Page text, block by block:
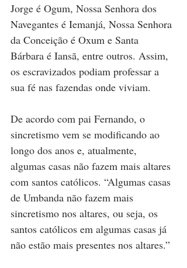
Jorge é Ogum, Nossa Senhora dos
Navegantes é Iemanjá, Nossa Senhora
da Conceição é Oxum e Santa
Bárbara é Iansã, entre outros. Assim,
os escravizados podiam professar a
sua fé nas fazendas onde viviam.
De acordo com pai Fernando, o
sincretismo vem se modificando ao
longo dos anos e, atualmente,
algumas casas não fazem mais altares
com santos católicos. “Algumas casas
de Umbanda não fazem mais
sincretismo nos altares, ou seja, os
santos católicos em algumas casas já
não estão mais presentes nos altares.”